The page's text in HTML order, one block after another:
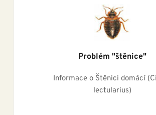
Problém "štěnice"
lectularius)